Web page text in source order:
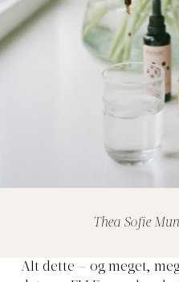
Thea Sofie
Alt dette – og meget,